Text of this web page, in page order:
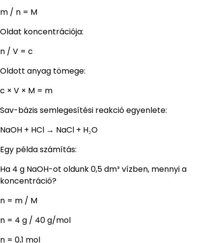
m / n = M
Oldat koncentrációja:
n / V = c
Oldott anyag tömege:
c × V × M = m
Sav-bázis semlegesítési reakció egyenlete:
NaOH + HCl → NaCl + H₂O
Egy példa számítás:
Ha 4 g NaOH-ot oldunk 0,5 dm³ vízben, mennyi a
koncentráció?
n = m / M
n = 4 g / 40 g/mol
n = 0,1 mol